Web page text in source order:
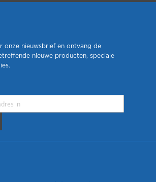
onze nieuwsbrief en ontvang de
nieuwe producten, speciale